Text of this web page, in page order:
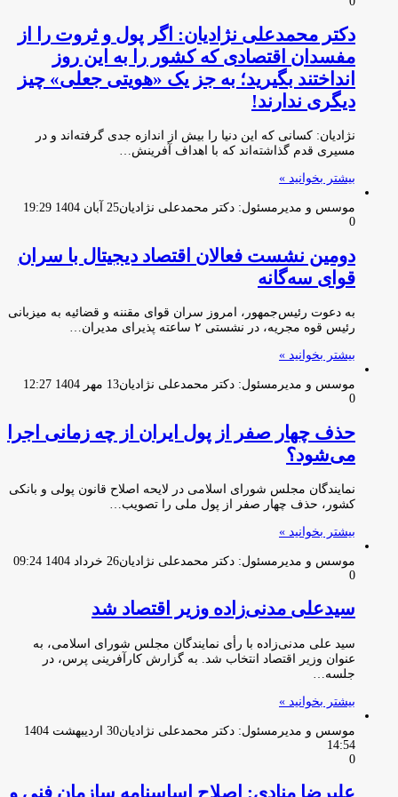
دکتر محمدعلی نژادیان: اگر پول و ثروت را از
مفسدان اقتصادی که کشور را به این روز
انداختند بگیرید؛ به جز یک «هویتی جعلی» چیز
دیگری ندارند!
نژادیان: کسانی که این دنیا را بیش از اندازه جدی گرفته‌اند و در
مسیری قدم گذاشته‌اند که با اهداف آفرینش…
بیشتر بخوانید »
موسس و مدیرمسئول: دکتر محمدعلی نژادیان25 آبان 1404 19:29
0
دومین نشست فعالان اقتصاد دیجیتال با سران
قوای سه‌گانه
به دعوت رئیس‌جمهور، امروز سران قوای مقننه و قضائیه به میزبانی
رئیس قوه مجریه، در نشستی ۲ ساعته پذیرای مدیران…
بیشتر بخوانید »
موسس و مدیرمسئول: دکتر محمدعلی نژادیان13 مهر 1404 12:27
0
حذف چهار صفر از پول ایران از چه زمانی اجرا
می‌شود؟
نمایندگان مجلس شورای اسلامی در لایحه اصلاح قانون پولی و بانکی
کشور، حذف چهار صفر از پول ملی را تصویب…
بیشتر بخوانید »
موسس و مدیرمسئول: دکتر محمدعلی نژادیان26 خرداد 1404 09:24
0
سیدعلی مدنی‌زاده وزیر اقتصاد شد
سید علی مدنی‌زاده با رأی نمایندگان مجلس شورای اسلامی، به
عنوان وزیر اقتصاد انتخاب شد. به گزارش کارآفرینی پرس، در
جلسه…
بیشتر بخوانید »
موسس و مدیرمسئول: دکتر محمدعلی نژادیان
30 اردیبهشت 1404
14:54
0